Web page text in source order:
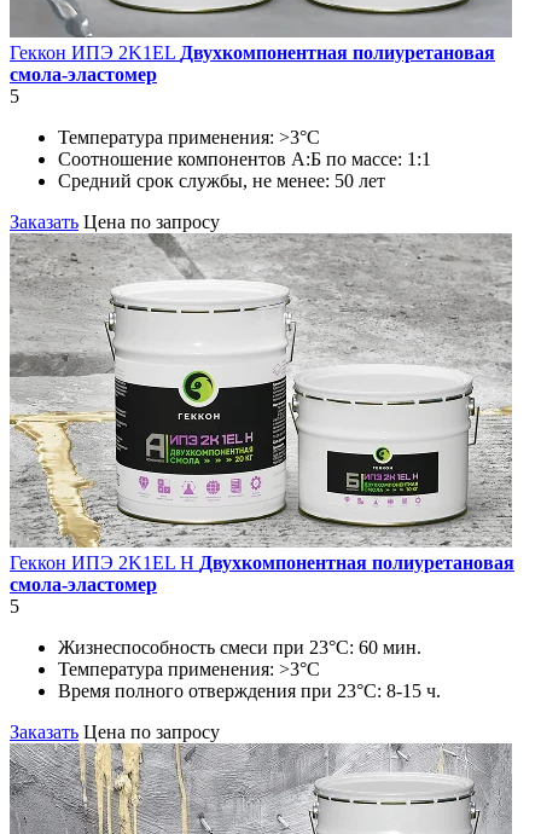
Геккон ИПЭ 2K1EL Двухкомпонентная полиуретановая
смола-эластомер
5
Температура применения: >3°C
Соотношение компонентов А:Б по массе: 1:1
Средний срок службы, не менее: 50 лет
Заказать Цена по запросу
Геккон ИПЭ 2K1EL H Двухкомпонентная полиуретановая
смола-эластомер
5
Жизнеспособность смеси при 23°C: 60 мин.
Температура применения: >3°C
Время полного отверждения при 23°C: 8-15 ч.
Заказать Цена по запросу